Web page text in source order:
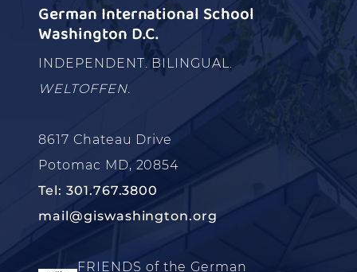
German International School
Washington D.C.
INDEPENDENT. BILINGUAL.
WELTOFFEN.
8617 Chateau Drive
Potomac MD, 20854
Tel: 301.767.3800
mail@giswashington.org
FRIENDS of the German